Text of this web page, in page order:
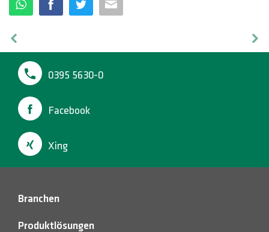
0395 5630-0
Facebook
Xing
Branchen
Produktlösungen